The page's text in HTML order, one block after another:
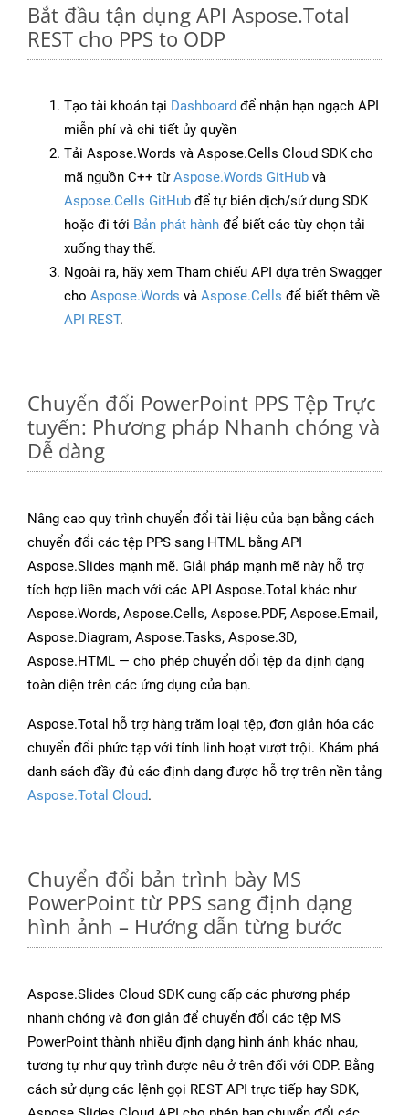
Bắt đầu tận dụng API Aspose.Total
REST cho PPS to ODP
Tạo tài khoản tại Dashboard để nhận hạn ngạch API
miễn phí và chi tiết ủy quyền
Tải Aspose.Words và Aspose.Cells Cloud SDK cho
mã nguồn C++ từAspose.Words GitHub và
Aspose.Cells GitHub để tự biên dịch/sử dụng SDK
hoặc đi tới Bản phát hành để biết các tùy chọn tải
xuống thay thế.
Ngoài ra, hãy xem Tham chiếu API dựa trên Swagger
cho Aspose.Words và Aspose.Cells để biết thêm về
API REST.
Chuyển đổi PowerPoint PPS Tệp Trực
tuyến: Phương pháp Nhanh chóng và
Dễ dàng
Nâng cao quy trình chuyển đổi tài liệu của bạn bằng cách
chuyển đổi các tệp PPS sang HTML bằng API
Aspose.Slides mạnh mẽ. Giải pháp mạnh mẽ này hỗ trợ
tích hợp liền mạch với các API Aspose.Total khác như
Aspose.Words, Aspose.Cells, Aspose.PDF, Aspose.Email,
Aspose.Diagram, Aspose.Tasks, Aspose.3D,
Aspose.HTML — cho phép chuyển đổi tệp đa định dạng
toàn diện trên các ứng dụng của bạn.
Aspose.Total hỗ trợ hàng trăm loại tệp, đơn giản hóa các
chuyển đổi phức tạp với tính linh hoạt vượt trội. Khám phá
danh sách đầy đủ các định dạng được hỗ trợ trên nền tảng
Aspose.Total Cloud.
Chuyển đổi bản trình bày MS
PowerPoint từ PPS sang định dạng
hình ảnh – Hướng dẫn từng bước
Aspose.Slides Cloud SDK cung cấp các phương pháp
nhanh chóng và đơn giản để chuyển đổi các tệp MS
PowerPoint thành nhiều định dạng hình ảnh khác nhau,
tương tự như quy trình được nêu ở trên đối với ODP. Bằng
cách sử dụng các lệnh gọi REST API trực tiếp hay SDK,